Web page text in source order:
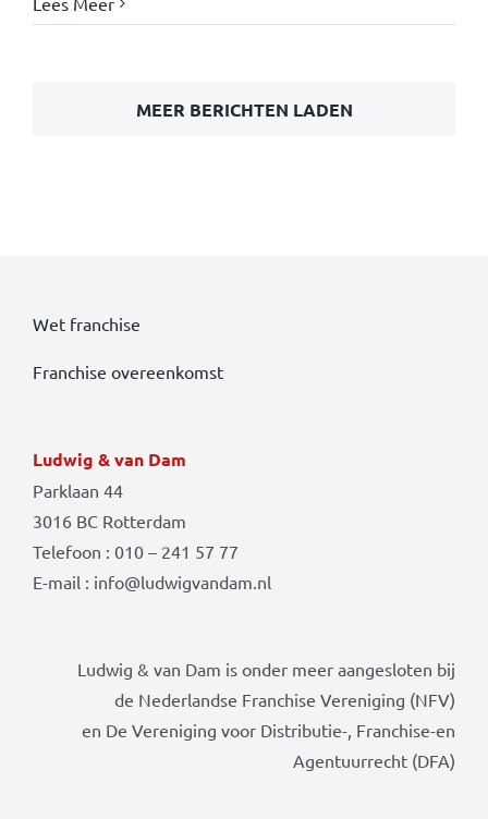
MEER BERICHTEN LADEN
Wet franchise
Franchise overeenkomst
Ludwig & van Dam
Parklaan 44
3016 BC Rotterdam
Telefoon : 010 – 241 57 77
E-mail : info@ludwigvandam.nl
Ludwig & van Dam is onder meer aangesloten bij
de Nederlandse Franchise Vereniging (NFV)
en De Vereniging voor Distributie-, Franchise-en
Agentuurrecht (DFA)